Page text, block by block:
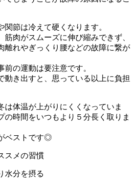
節は冷えて硬くなります。
筋肉がスムーズに伸び縮みできず、
離れやぎっくり腰などの故障に繋が
の運動は要注意です。
動き出すと、思っている以上に負担
は体温が上がりにくくなっていま
の時間をいつもより５分長く取りま
ベストです◎
スメの習慣
水分を摂る